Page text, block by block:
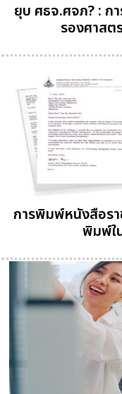
ยุบ ศธจ.ศจภ? : ก
รองศาสต
การพิมพ์หนังสือรา
พิมพ์ใ